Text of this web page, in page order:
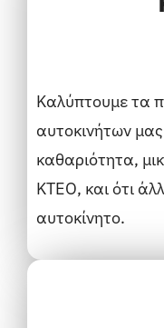
Καλύπτουμε τα
αυτοκινήτων
καθαριότητα,
ΚΤΕΟ, και ότι
αυτοκίνητο.